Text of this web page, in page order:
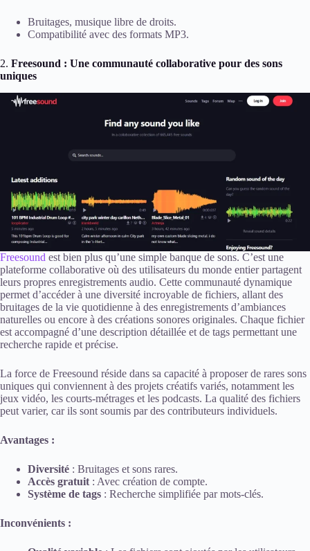
Bruitages, musique libre de droits.
Compatibilité avec des formats MP3.
2. Freesound : Une communauté collaborative pour des sons
uniques
Freesound est bien plus qu’une simple banque de sons. C’est une
plateforme collaborative où des utilisateurs du monde entier partagent
leurs propres enregistrements audio. Cette communauté dynamique
permet d’accéder à une diversité incroyable de fichiers, allant des
bruitages de la vie quotidienne à des enregistrements d’ambiances
naturelles ou encore à des créations sonores originales. Chaque fichier
est accompagné d’une description détaillée et de tags permettant une
recherche rapide et précise.
La force de Freesound réside dans sa capacité à proposer de rares sons
uniques qui conviennent à des projets créatifs variés, notamment les
jeux vidéo, les courts-métrages et les podcasts. La qualité des fichiers
peut varier, car ils sont soumis par des contributeurs individuels.
Avantages :
Diversité : Bruitages et sons rares.
Accès gratuit : Avec création de compte.
Système de tags : Recherche simplifiée par mots-clés.
Inconvénients :